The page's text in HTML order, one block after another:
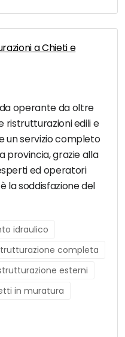
a Chieti e
operante da oltre
ristrutturazioni edili e
un servizio completo
provincia, grazie alla
ed operatori
la soddisfazione del
idraulico
completa
esterni
in muratura